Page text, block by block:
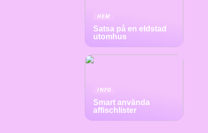
HEM
Satsa på en eldstad
utomhus
INFO
Smart använda
affischlister